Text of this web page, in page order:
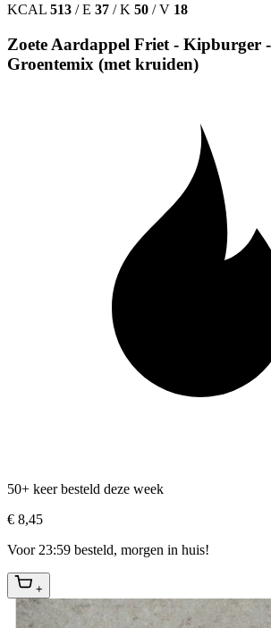
KCAL 513 / E 37 / K 50 / V 18
Zoete Aardappel Friet - Kipburger
Groentemix (met kruiden)
50+ keer besteld deze week
€ 8,45
Voor 23:59 besteld, morgen in huis!
+